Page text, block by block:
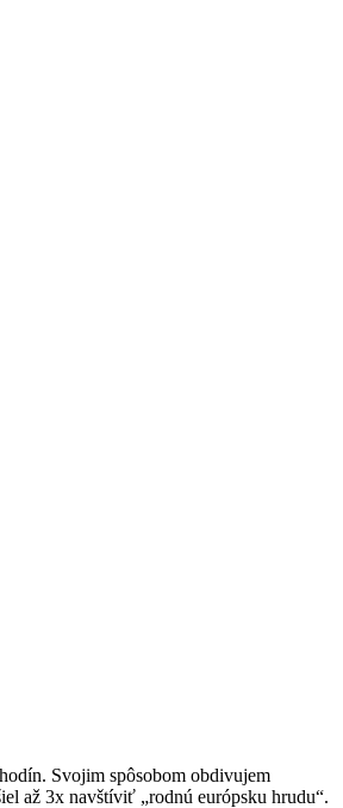
Svojim spôsobom obdivujem
až 3x navštíviť „rodnú európsku hrudu“.